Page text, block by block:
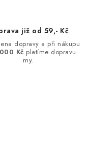
již od 59,- Kč
dopravy a při nákupu
Kč platíme dopravu
my.